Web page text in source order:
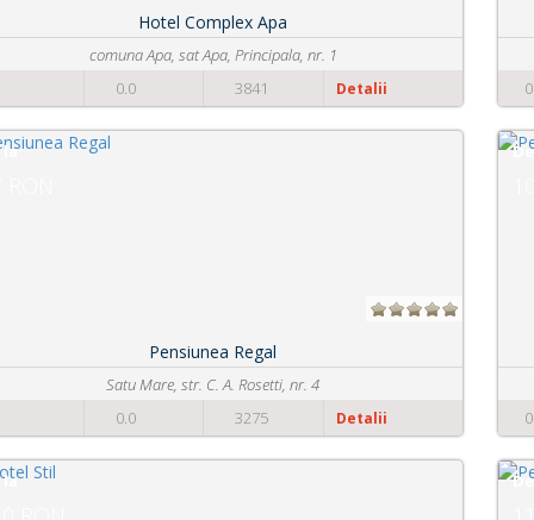
Pensiune Tranzit Accomodation
Strada Aurel Vlaicu nr. 52
De la
Pensiunea La Conac
Strada Mioritei nr. 99
De la